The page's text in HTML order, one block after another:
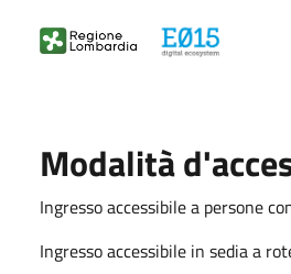
Modalità
Ingresso accessibile a persone
Ingresso accessibile in sedia a